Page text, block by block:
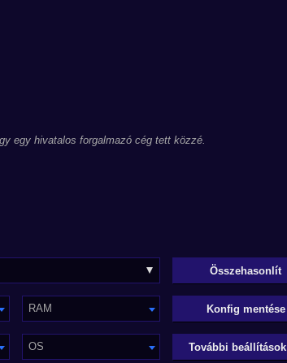
egy hivatalos forgalmazó cég tett közzé.
RAM
OS
Konfig mentése
További beállítások